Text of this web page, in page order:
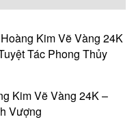
Kim Vẽ Vàng 24K
Tác Phong Thủy
Kim Vẽ Vàng 24K –
Vượng